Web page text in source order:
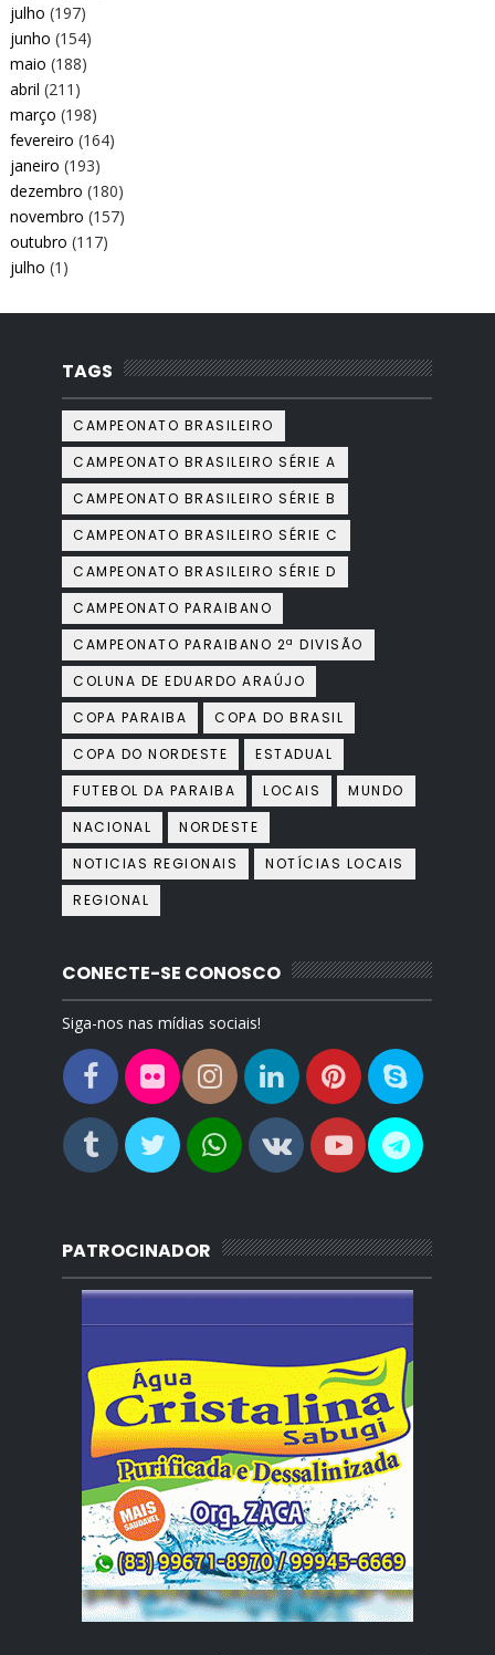
julho (197)
junho (154)
maio (188)
abril (211)
março (198)
fevereiro (164)
janeiro (193)
dezembro (180)
novembro (157)
outubro (117)
julho (1)
TAGS
CAMPEONATO BRASILEIRO
CAMPEONATO BRASILEIRO SÉRIE A
CAMPEONATO BRASILEIRO SÉRIE B
CAMPEONATO BRASILEIRO SÉRIE C
CAMPEONATO BRASILEIRO SÉRIE D
CAMPEONATO PARAIBANO
CAMPEONATO PARAIBANO 2ª DIVISÃO
COLUNA DE EDUARDO ARAÚJO
COPA PARAIBA
COPA DO BRASIL
COPA DO NORDESTE
ESTADUAL
FUTEBOL DA PARAIBA
LOCAIS
MUNDO
NACIONAL
NORDESTE
NOTICIAS REGIONAIS
NOTÍCIAS LOCAIS
REGIONAL
CONECTE-SE CONOSCO
Siga-nos nas mídias sociais!
PATROCINADOR